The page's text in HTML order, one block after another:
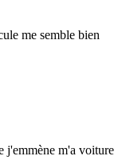
me semble bien
j'emmène m'a voiture